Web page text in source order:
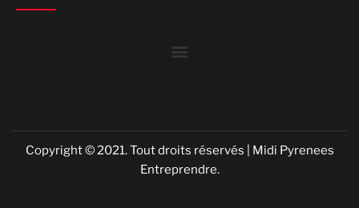
Copyright © 2021. Tout droits réservés | Midi Pyrenees
Entreprendre.